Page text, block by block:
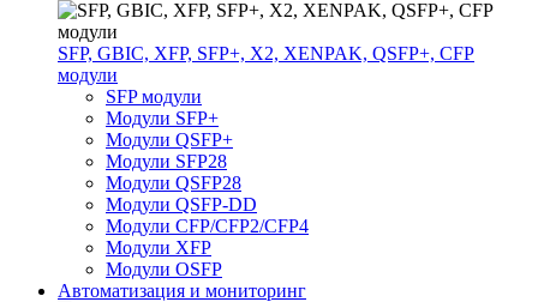
SFP, GBIC, XFP, SFP+, X2, XENPAK, QSFP+, CFP
модули
SFP модули
Модули SFP+
Модули QSFP+
Модули SFP28
Модули QSFP28
Модули QSFP-DD
Модули CFP/CFP2/CFP4
Модули XFP
Модули OSFP
Автоматизация и мониторинг